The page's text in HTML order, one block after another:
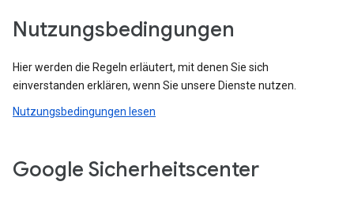
Nutzungsbedingungen
Hier werden die Regeln erläutert, mit denen Sie sich
einverstanden erklären, wenn Sie unsere Dienste nutzen.
Nutzungsbedingungen lesen
Google Sicherheitscenter